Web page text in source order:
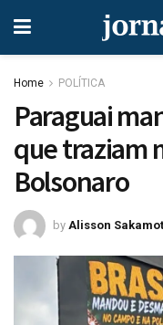
Home POLÍTICA
Paraguai
que traziam
Bolsonaro
by Alisson